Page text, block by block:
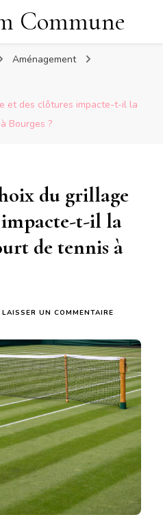
Commune
Aménagement
et des clôtures impacte-t-il la
Bourges ?
du grillage
impacte-t-il la
de tennis à
LAISSER UN COMMENTAIRE
CHOIX
DU
GRILLAGE
ET
DES
CLÔTURES
IMPACTE-
T-
LA
QUALITÉ
D’UN
COURT
DE